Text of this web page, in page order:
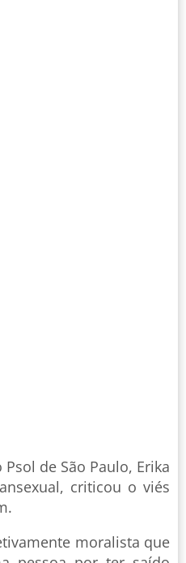
de São Paulo, Erika
criticou o viés
moralista que